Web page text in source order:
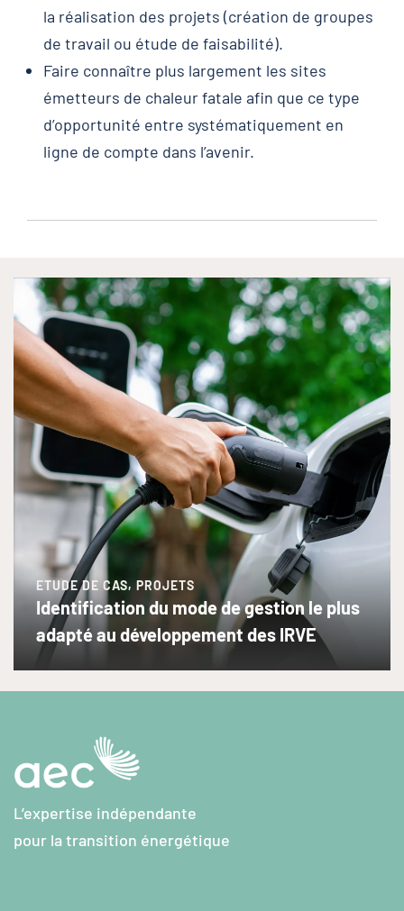
la réalisation des projets (création de groupes
de travail ou étude de faisabilité).
Faire connaître plus largement les sites
émetteurs de chaleur fatale afin que ce type
d’opportunité entre systématiquement en
ligne de compte dans l’avenir.
ETUDE DE CAS, PROJETS
Identification du mode de gestion le plus
adapté au développement des IRVE
L’expertise indépendante
pour la transition énergétique